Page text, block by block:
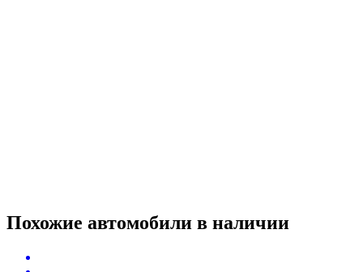
Похожие автомобили в наличии